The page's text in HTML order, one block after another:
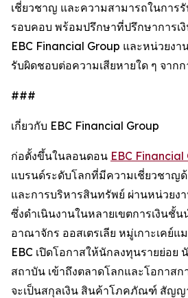
เชี่ยวชาญ และความสามารถในการรั
รอบคอบ พร้อมปรึกษาที่ปรึกษาการเ
EBC Financial Group และหน่วยง
รับผิดชอบต่อความเสียหายใด ๆ จาก
###
เกี่ยวกับ EBC Financial Group
ก่อตั้งขึ้นในลอนดอน EBC Financial
แบรนด์ระดับโลกที่มีความเชี่ยวชาญด้
และการบริหารสินทรัพย์ ผ่านหน่วยง
ซึ่งดำเนินงานในหลายเขตการเงินชั้
อาณาจักร ออสเตรเลีย หมู่เกาะเคย์แ
EBC เปิดโอกาสให้นักลงทุนรายย่อย
สถาบัน เข้าถึงตลาดโลกและโอกาสก
จะเป็นสกุลเงิน สินค้าโภคภัณฑ์ สัญญ